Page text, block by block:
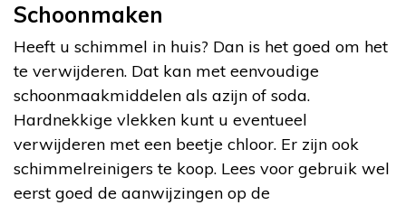
Schoonmaken
Heeft u schimmel in huis? Dan is het goed om het
te verwijderen. Dat kan met eenvoudige
schoonmaakmiddelen als azijn of soda.
Hardnekkige vlekken kunt u eventueel
verwijderen met een beetje chloor. Er zijn ook
schimmelreinigers te koop. Lees voor gebruik wel
eerst goed de aanwijzingen op de